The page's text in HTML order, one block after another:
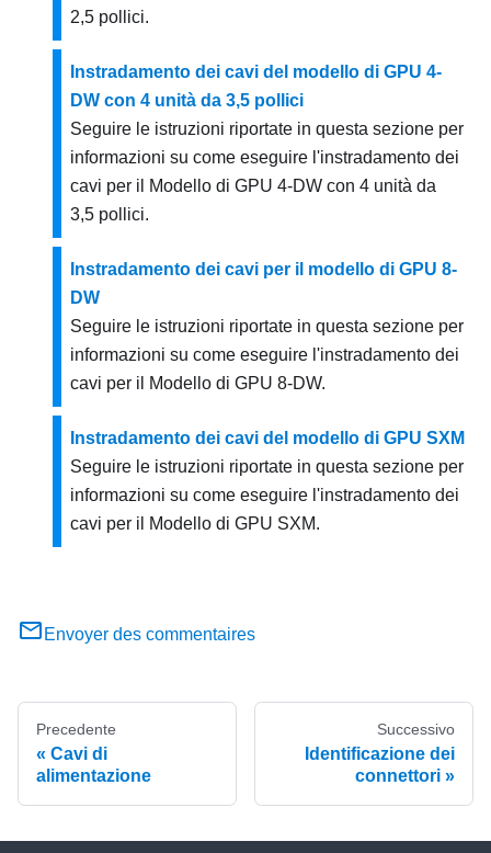
2,5 pollici.
Instradamento dei cavi del modello di GPU 4-
DW con 4 unità da 3,5 pollici
Seguire le istruzioni riportate in questa sezione per
informazioni su come eseguire l'instradamento dei
cavi per il
Modello di GPU 4-DW con 4 unità da
3,5 pollici.
Instradamento dei cavi per il modello di GPU 8-
DW
Seguire le istruzioni riportate in questa sezione per
informazioni su come eseguire l'instradamento dei
cavi per il
Modello di GPU 8-DW.
Instradamento dei cavi del modello di GPU SXM
Seguire le istruzioni riportate in questa sezione per
informazioni su come eseguire l'instradamento dei
cavi per il
Modello di GPU SXM.
Envoyer des commentaires
Precedente
Cavi di
alimentazione
Successivo
Identificazione dei
connettori